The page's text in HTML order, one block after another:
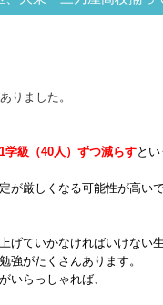
りました。
学級（40人）ずつ減らすと
が厳しくなる可能性が高い
げていかなければいけない
強がたくさんあります。
いらっしゃれば、